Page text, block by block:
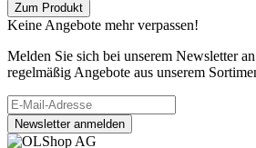
Zum Produkt
Keine Angebote mehr verpassen!
Melden Sie sich bei unserem Newsletter
regelmäßig Angebote aus unserem
Newsletter anmelden